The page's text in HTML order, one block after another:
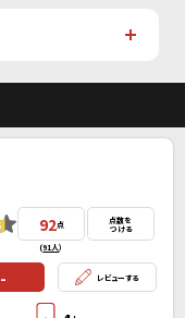
92点
(91人）
点数を
つける
- レビューする